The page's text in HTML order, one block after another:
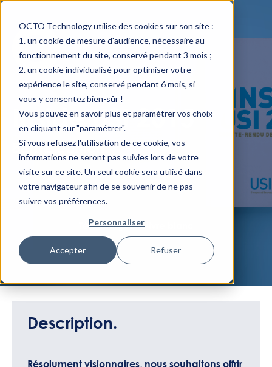
OCTO Technology utilise des cookies sur son site :
un cookie de mesure d'audience, nécessaire au
fonctionnement du site, conservé pendant 3 mois ;
un cookie individualisé pour optimiser votre
expérience le site, conservé pendant 6 mois, si
vous y consentez bien-sûr !
Vous pouvez en savoir plus et paramétrer vos choix
en cliquant sur "paramétrer".
Si vous refusez l'utilisation de ce cookie, vos
informations ne seront pas suivies lors de votre
visite sur ce site. Un seul cookie sera utilisé dans
votre navigateur afin de se souvenir de ne pas
suivre vos préférences.
Personnaliser
Accepter Refuser
Inside USI 2015
8ème édition
Télécharger le livre blanc
Description.
Résolument visionnaires, nous souhaitons offrir